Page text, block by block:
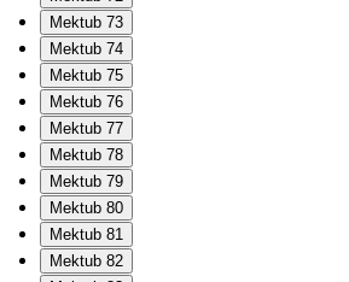
Mektub 73
Mektub 74
Mektub 75
Mektub 76
Mektub 77
Mektub 78
Mektub 79
Mektub 80
Mektub 81
Mektub 82